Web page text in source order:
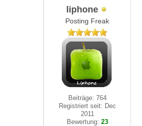
liphone
Posting Freak
Beiträge: 764
Registriert seit: Dec
2011
Bewertung: 23